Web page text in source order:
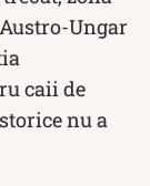
Ungar
caii de
nu a